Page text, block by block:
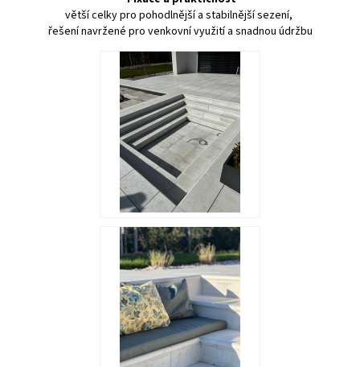
větší celky pro pohodlnější a stabilnější sezení,
řešení navržené pro venkovní využití a snadnou údržbu